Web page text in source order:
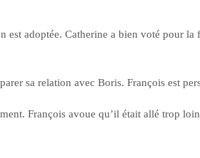
est adoptée. Catherine a bien voté pour la
sa relation avec Boris. François est
François avoue qu’il était allé trop